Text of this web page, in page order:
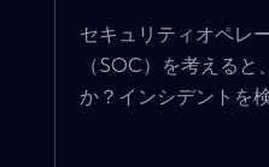
セキュリティオペレ
（SOC）を考える
か？インシデントを